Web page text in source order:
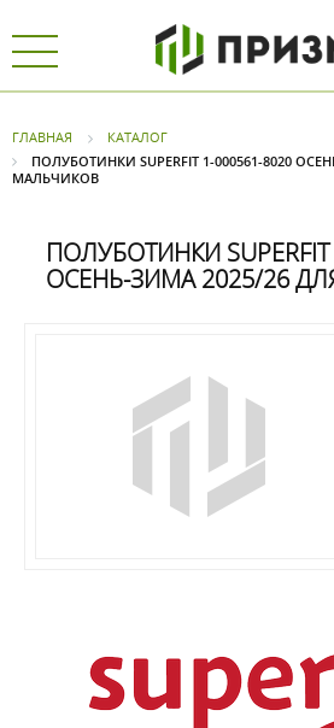
ГЛАВНАЯ
КАТАЛОГ
ПОЛУБОТИНКИ SUPERFIT 1-000561-8020
МАЛЬЧИКОВ
ПОЛУБОТИНКИ SUPERFIT
ОСЕНЬ-ЗИМА 2025/26